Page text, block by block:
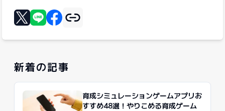
Xに投稿する
リンクをコピー
新着の記事
育成シミュレーションゲームアプリお
すすめ48選！やりこめる育成ゲーム